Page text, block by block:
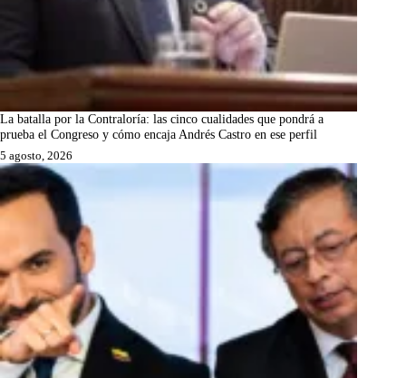
La batalla por la Contraloría: las cinco cualidades que pondrá a
prueba el Congreso y cómo encaja Andrés Castro en ese perfil
5 agosto, 2026